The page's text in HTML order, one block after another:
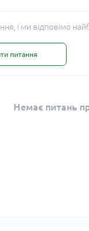
і ми відповімо
питання
Немає питань